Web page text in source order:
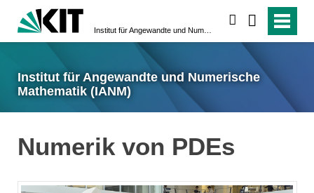
Institut für Angewandte und Numerische
Mathematik (IANM)
Numerik von PDEs